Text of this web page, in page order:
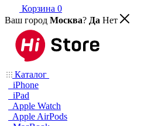
Корзина 0
Ваш город Москва? Да Нет
Каталог
iPhone
iPad
Apple Watch
Apple AirPods